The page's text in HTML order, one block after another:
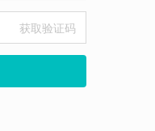
获取验证码